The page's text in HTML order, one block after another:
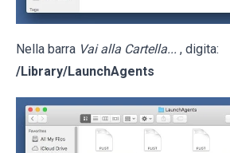
Nella barra Vai alla Cartella... , digita:
/Library/LaunchAgents